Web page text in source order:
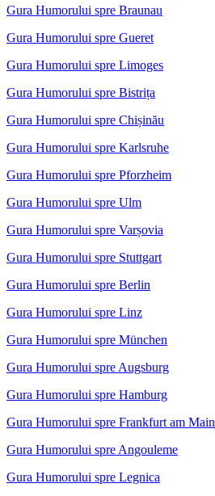
Gura Humorului spre Braunau
Gura Humorului spre Gueret
Gura Humorului spre Limoges
Gura Humorului spre Bistrița
Gura Humorului spre Chișinău
Gura Humorului spre Karlsruhe
Gura Humorului spre Pforzheim
Gura Humorului spre Ulm
Gura Humorului spre Varșovia
Gura Humorului spre Stuttgart
Gura Humorului spre Berlin
Gura Humorului spre Linz
Gura Humorului spre München
Gura Humorului spre Augsburg
Gura Humorului spre Hamburg
Gura Humorului spre Frankfurt am Main
Gura Humorului spre Angouleme
Gura Humorului spre Legnica